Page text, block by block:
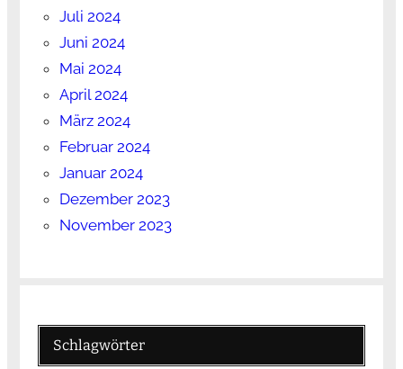
Juli 2024
Juni 2024
Mai 2024
April 2024
März 2024
Februar 2024
Januar 2024
Dezember 2023
November 2023
Schlagwörter